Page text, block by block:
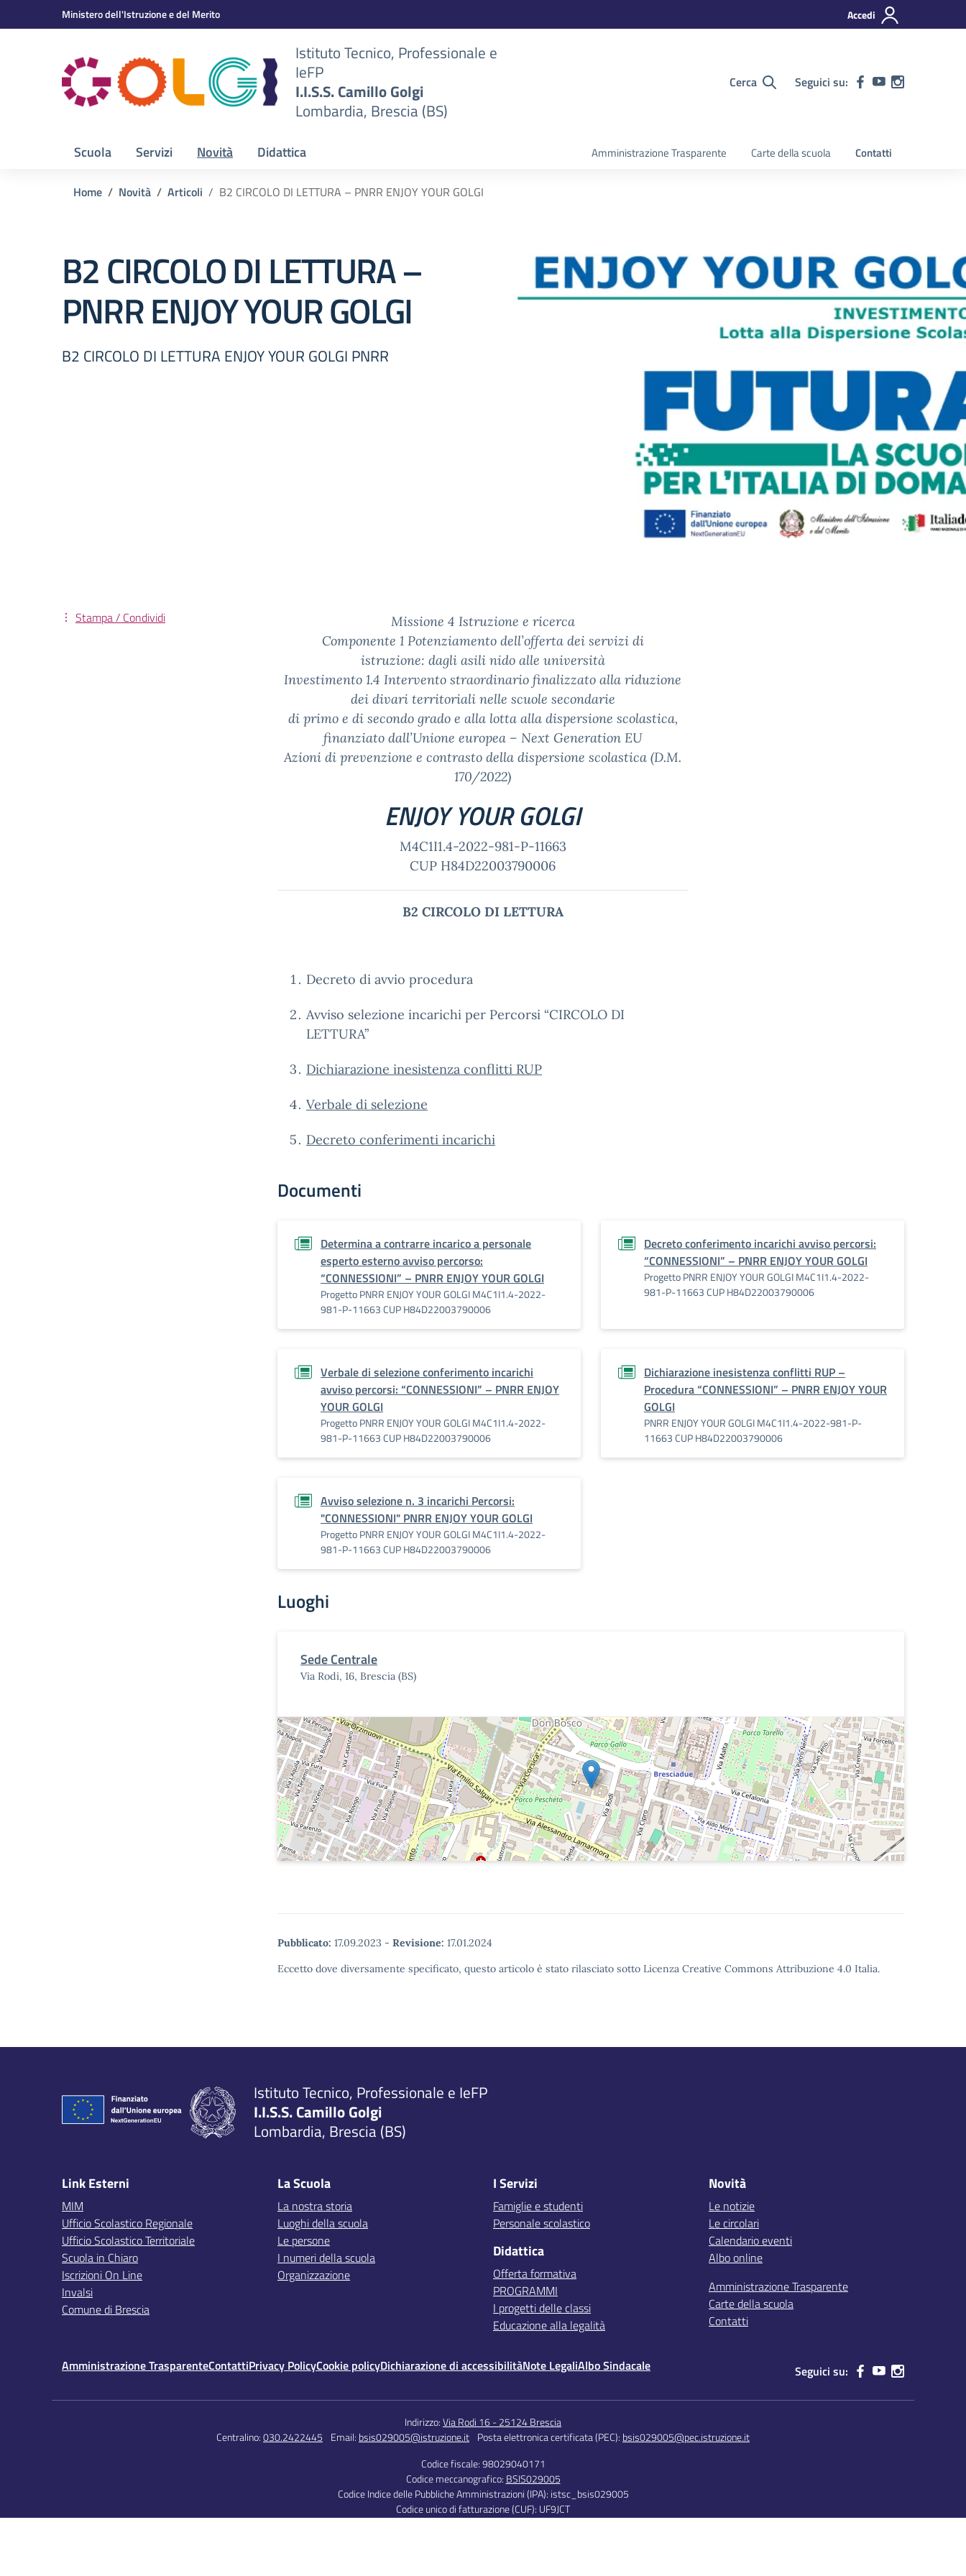
Vai ai contenuti
Vai al menu di navigazioneMinistero dell'Istruzione e del Merito Accedi
Istituto Tecnico, Professionale e
IeFP
I.I.S.S. Camillo Golgi
Lombardia, Brescia (BS)
Cerca Seguici su:
Scuola Servizi Novità Didattica Amministrazione Trasparente Carte della scuola Contatti
Home Novità Articoli B2 CIRCOLO DI LETTURA – PNRR ENJOY YOUR GOLGI
B2 CIRCOLO DI LETTURA –
PNRR ENJOY YOUR GOLGI
B2 CIRCOLO DI LETTURA ENJOY YOUR GOLGI PNRR
Missione 4 Istruzione e ricerca
Componente 1 Potenziamento dell’offerta dei servizi di
istruzione: dagli asili nido alle università
Investimento 1.4Intervento straordinario finalizzato alla riduzione
dei divari territoriali nelle scuole secondarie
di primo e di secondo grado e alla lotta alla dispersione scolastica,
finanziato dall’Unione europea – Next Generation EU
Azioni di prevenzione e contrasto della dispersione scolastica (D.M.
170/2022)
ENJOY YOUR GOLGI
M4C1I1.4-2022-981-P-11663
CUP H84D22003790006
B2 CIRCOLO DI LETTURA
Decreto di avvio procedura
Avviso selezione incarichi per Percorsi “CIRCOLO DI
LETTURA”
Dichiarazione inesistenza conflitti RUP
Verbale di selezione
Decreto conferimenti incarichi
Documenti
Determina a contrarre incarico a personale
esperto esterno avviso percorso:
“CONNESSIONI” – PNRR ENJOY YOUR GOLGI
Progetto PNRR ENJOY YOUR GOLGI M4C1I1.4-2022-
981-P-11663 CUP H84D22003790006
Decreto conferimento incarichi avviso percorsi:
“CONNESSIONI” – PNRR ENJOY YOUR GOLGI
Progetto PNRR ENJOY YOUR GOLGI M4C1I1.4-2022-
981-P-11663 CUP H84D22003790006
Verbale di selezione conferimento incarichi
avviso percorsi: “CONNESSIONI” – PNRR ENJOY
YOUR GOLGI
Progetto PNRR ENJOY YOUR GOLGI M4C1I1.4-2022-
981-P-11663 CUP H84D22003790006
Dichiarazione inesistenza conflitti RUP –
Procedura “CONNESSIONI” – PNRR ENJOY YOUR
GOLGI
PNRR ENJOY YOUR GOLGI M4C1I1.4-2022-981-P-
11663 CUP H84D22003790006
Avviso selezione n. 3 incarichi Percorsi:
"CONNESSIONI" PNRR ENJOY YOUR GOLGI
Progetto PNRR ENJOY YOUR GOLGI M4C1I1.4-2022-
981-P-11663 CUP H84D22003790006
Luoghi
Sede Centrale
Via Rodi, 16, Brescia (BS)
Pubblicato: 17.09.2023 - Revisione: 17.01.2024
Eccetto dove diversamente specificato, questo articolo è stato rilasciato sotto Licenza Creative Commons Attribuzione 4.0 Italia.
Stampa / Condividi
Istituto Tecnico, Professionale e IeFP
I.I.S.S. Camillo Golgi
Lombardia, Brescia (BS)
Link Esterni
MIM
Ufficio Scolastico Regionale
Ufficio Scolastico Territoriale
Scuola in Chiaro
Iscrizioni On Line
Invalsi
Comune di Brescia
La Scuola
La nostra storia
Luoghi della scuola
Le persone
I numeri della scuola
Organizzazione
I Servizi
Famiglie e studenti
Personale scolastico
Didattica
Offerta formativa
PROGRAMMI
I progetti delle classi
Educazione alla legalità
Novità
Le notizie
Le circolari
Calendario eventi
Albo online
Amministrazione Trasparente
Carte della scuola
Contatti
Amministrazione TrasparenteContattiPrivacy PolicyCookie policyDichiarazione di accessibilitàNote LegaliAlbo Sindacale Seguici su:
Indirizzo:Via Rodi 16 - 25124 Brescia
Centralino:030.2422445 Email: bsis029005@istruzione.it Posta elettronica certificata (PEC): bsis029005@pec.istruzione.it
Codice fiscale: 98029040171
Codice meccanografico: BSIS029005
Codice Indice delle Pubbliche Amministrazioni (IPA): istsc_bsis029005
Codice unico di fatturazione (CUF): UF9JCT